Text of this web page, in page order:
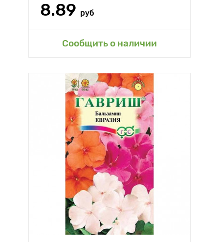
8.89 руб
Сообщить о наличии